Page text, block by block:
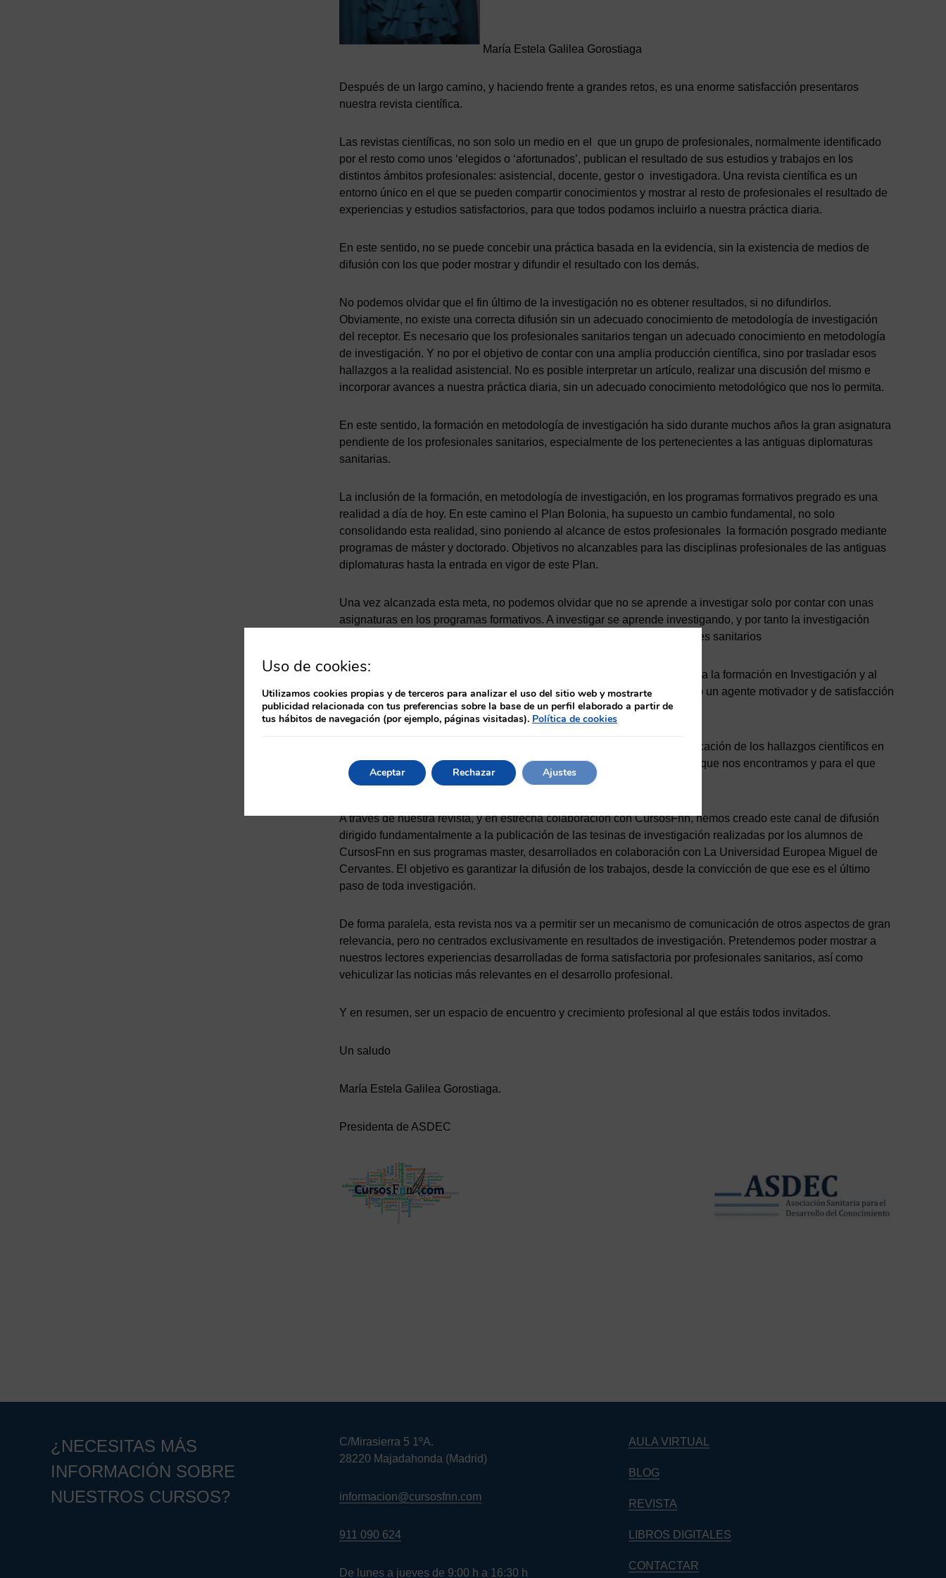
María Estela Galilea Gorostiaga
Después de un largo camino, y haciendo frente a grandes retos, es una enorme satisfacción presentaros
nuestra revista científica.
Las revistas científicas, no son solo un medio en el que un grupo de profesionales, normalmente identificado
por el resto como unos ‘elegidos o ‘afortunados’, publican el resultado de sus estudios y trabajos en los
distintos ámbitos profesionales: asistencial, docente, gestor o investigadora. Una revista científica es un
entorno único en el que se pueden compartir conocimientos y mostrar al resto de profesionales el resultado de
experiencias y estudios satisfactorios, para que todos podamos incluirlo a nuestra práctica diaria.
En este sentido, no se puede concebir una práctica basada en la evidencia, sin la existencia de medios de
difusión con los que poder mostrar y difundir el resultado con los demás.
No podemos olvidar que el fin último de la investigación no es obtener resultados, si no difundirlos.
Obviamente, no existe una correcta difusión sin un adecuado conocimiento de metodología de investigación
del receptor. Es necesario que los profesionales sanitarios tengan un adecuado conocimiento en metodología
de investigación. Y no por el objetivo de contar con una amplia producción científica, sino por trasladar esos
hallazgos a la realidad asistencial. No es posible interpretar un artículo, realizar una discusión del mismo e
incorporar avances a nuestra práctica diaria, sin un adecuado conocimiento metodológico que nos lo permita.
En este sentido, la formación en metodología de investigación ha sido durante muchos años la gran asignatura
pendiente de los profesionales sanitarios, especialmente de los pertenecientes a las antiguas diplomaturas
sanitarias.
La inclusión de la formación, en metodología de investigación, en los programas formativos pregrado es una
realidad a día de hoy. En este camino el Plan Bolonia, ha supuesto un cambio fundamental, no solo
consolidando esta realidad, sino poniendo al alcance de estos profesionales la formación posgrado mediante
programas de máster y doctorado. Objetivos no alcanzables para las disciplinas profesionales de las antiguas
diplomaturas hasta la entrada en vigor de este Plan.
Una vez alcanzada esta meta, no podemos olvidar que no se aprende a investigar solo por contar con unas
asignaturas en los programas formativos. A investigar se aprende investigando, y por tanto la investigación
debe ser una materia transversal en toda la formación de los profesionales sanitarios
A nivel de las instituciones sanitarias, también existe un creciente apoyo a la formación en Investigación y al
desarrollo de la misma, concibiendo la formación y la investigación como un agente motivador y de satisfacción
del profesional.
Una vez en este punto, la gran asignatura pendiente es la difusión y aplicación de los hallazgos científicos en
la práctica clínica de los profesionales sanitarios. Es en este punto en el que nos encontramos y para el que
ponemos en marcha este ilusiónate proyecto.
A través de nuestra revista, y en estrecha colaboración con CursosFnn, hemos creado este canal de difusión
dirigido fundamentalmente a la publicación de las tesinas de investigación realizadas por los alumnos de
CursosFnn en sus programas master, desarrollados en colaboración con La Universidad Europea Miguel de
Cervantes. El objetivo es garantizar la difusión de los trabajos, desde la convicción de que ese es el último
paso de toda investigación.
De forma paralela, esta revista nos va a permitir ser un mecanismo de comunicación de otros aspectos de gran
relevancia, pero no centrados exclusivamente en resultados de investigación. Pretendemos poder mostrar a
nuestros lectores experiencias desarrolladas de forma satisfactoria por profesionales sanitarios, así como
vehiculizar las noticias más relevantes en el desarrollo profesional.
Y en resumen, ser un espacio de encuentro y crecimiento profesional al que estáis todos invitados.
Un saludo
María Estela Galilea Gorostiaga.
Presidenta de ASDEC
¿NECESITAS MÁS
INFORMACIÓN SOBRE
NUESTROS CURSOS?
C/Mirasierra 5 1ºA.
28220 Majadahonda (Madrid)
informacion@cursosfnn.com
911 090 624
De lunes a jueves de 9:00 h a 16:30 h
AULA VIRTUAL
BLOG
REVISTA
LIBROS DIGITALES
CONTACTAR
Uso de cookies:
Utilizamos cookies propias y de terceros para analizar el uso del sitio web y mostrarte
publicidad relacionada con tus preferencias sobre la base de un perfil elaborado a partir de
tus hábitos de navegación (por ejemplo, páginas visitadas). Política de cookies
Aceptar Rechazar Ajustes